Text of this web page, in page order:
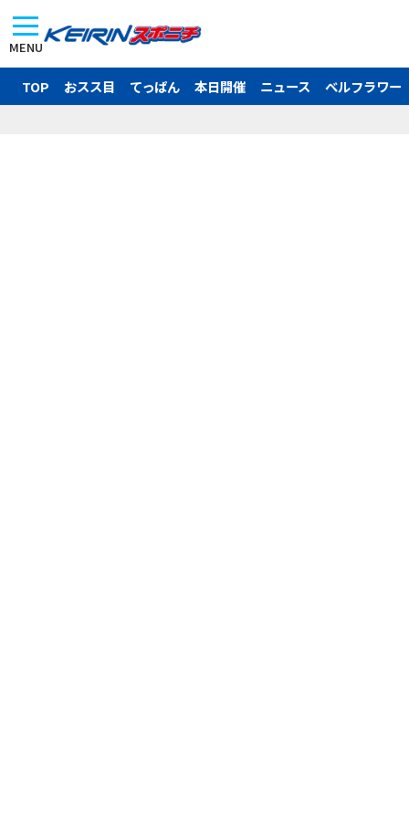
MENU
TOP おスス目 てっぱん 本日開催 ニュース ベルフラワー